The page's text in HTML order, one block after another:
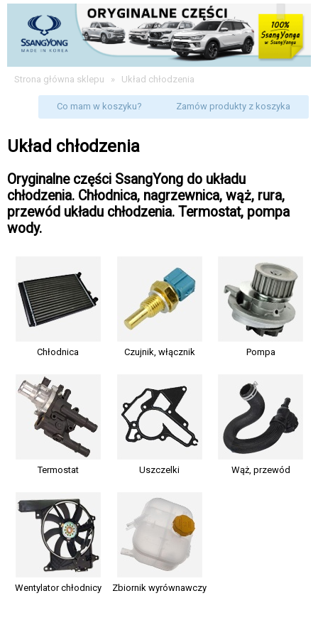
Strona główna sklepu » Układ chłodzenia
Co mam w koszyku? Zamów produkty z koszyka
Układ chłodzenia
Oryginalne części SsangYong do układu
chłodzenia. Chłodnica, nagrzewnica, wąż, rura,
przewód układu chłodzenia. Termostat, pompa
wody.
Chłodnica Czujnik, włącznik Pompa
Termostat Uszczelki Wąż, przewód
Wentylator chłodnicy Zbiornik wyrównawczy